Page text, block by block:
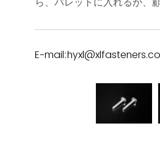
ら、パレットに入れるか、
E-